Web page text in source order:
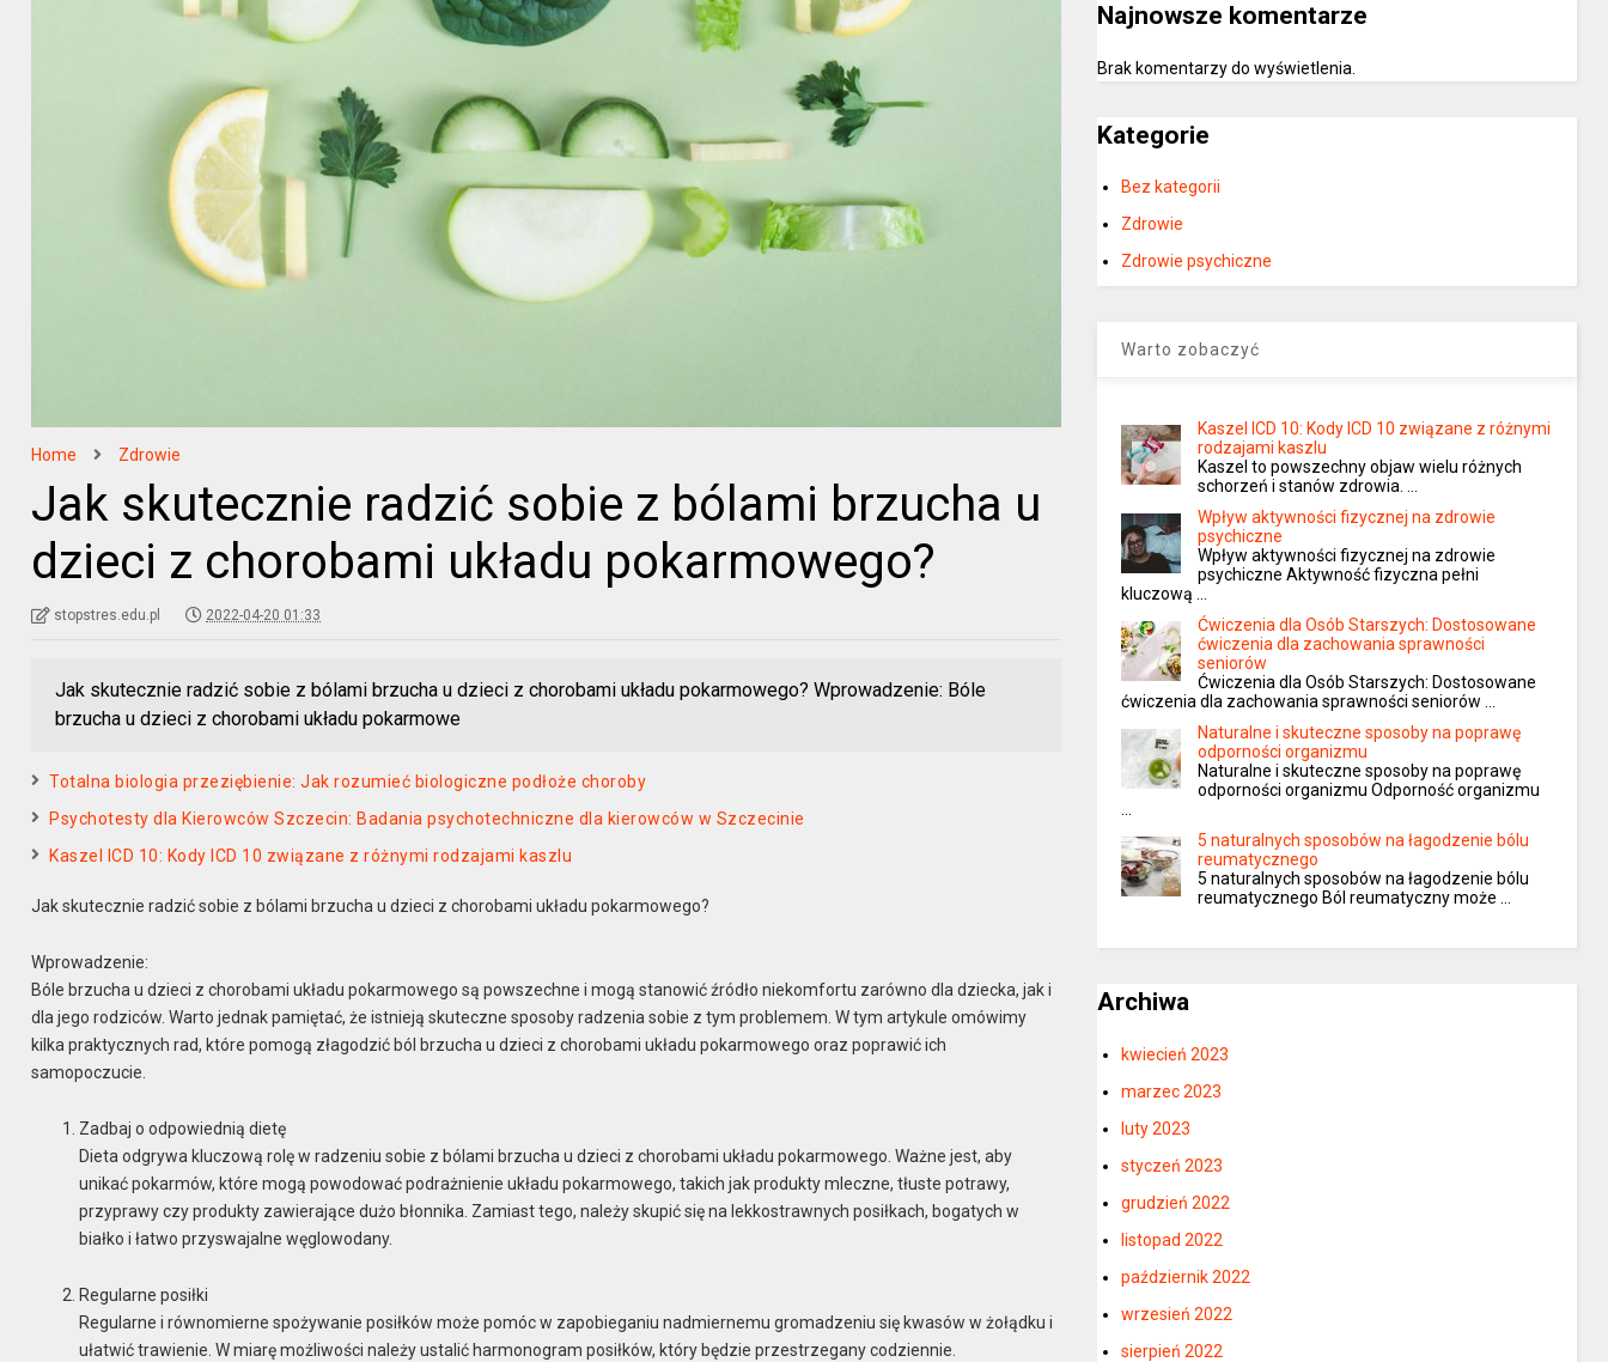
Home Zdrowie
Jak skutecznie radzić sobie z bólami brzucha u
dzieci z chorobami układu pokarmowego?
stopstres.edu.pl 2022-04-20 01:33
Jak skutecznie radzić sobie z bólami brzucha u dzieci z chorobami układu pokarmowego? Wprowadzenie: Bóle
brzucha u dzieci z chorobami układu pokarmowe
Totalna biologia przeziębienie: Jak rozumieć biologiczne podłoże choroby
Psychotesty dla Kierowców Szczecin: Badania psychotechniczne dla kierowców w Szczecinie
Kaszel ICD 10: Kody ICD 10 związane z różnymi rodzajami kaszlu
Jak skutecznie radzić sobie z bólami brzucha u dzieci z chorobami układu pokarmowego?
Wprowadzenie:
Bóle brzucha u dzieci z chorobami układu pokarmowego są powszechne i mogą stanowić źródło niekomfortu zarówno dla dziecka, jak i
dla jego rodziców. Warto jednak pamiętać, że istnieją skuteczne sposoby radzenia sobie z tym problemem. W tym artykule omówimy
kilka praktycznych rad, które pomogą złagodzić ból brzucha u dzieci z chorobami układu pokarmowego oraz poprawić ich
samopoczucie.
Zadbaj o odpowiednią dietę
Dieta odgrywa kluczową rolę w radzeniu sobie z bólami brzucha u dzieci z chorobami układu pokarmowego. Ważne jest, aby
unikać pokarmów, które mogą powodować podrażnienie układu pokarmowego, takich jak produkty mleczne, tłuste potrawy,
przyprawy czy produkty zawierające dużo błonnika. Zamiast tego, należy skupić się na lekkostrawnych posiłkach, bogatych w
białko i łatwo przyswajalne węglowodany.
Regularne posiłki
Regularne i równomierne spożywanie posiłków może pomóc w zapobieganiu nadmiernemu gromadzeniu się kwasów w żołądku i
ułatwić trawienie. W miarę możliwości należy ustalić harmonogram posiłków, który będzie przestrzegany codziennie.
Najnowsze komentarze
Brak komentarzy do wyświetlenia.
Kategorie
Bez kategorii
Zdrowie
Zdrowie psychiczne
Warto zobaczyć
Kaszel ICD 10: Kody ICD 10 związane z różnymi
rodzajami kaszlu
Kaszel to powszechny objaw wielu różnych
schorzeń i stanów zdrowia. …
Wpływ aktywności fizycznej na zdrowie
psychiczne
Wpływ aktywności fizycznej na zdrowie
psychiczne Aktywność fizyczna pełni
kluczową …
Ćwiczenia dla Osób Starszych: Dostosowane
ćwiczenia dla zachowania sprawności
seniorów
Ćwiczenia dla Osób Starszych: Dostosowane
ćwiczenia dla zachowania sprawności seniorów …
Naturalne i skuteczne sposoby na poprawę
odporności organizmu
Naturalne i skuteczne sposoby na poprawę
odporności organizmu Odporność organizmu
…
5 naturalnych sposobów na łagodzenie bólu
reumatycznego
5 naturalnych sposobów na łagodzenie bólu
reumatycznego Ból reumatyczny może …
Archiwa
kwiecień 2023
marzec 2023
luty 2023
styczeń 2023
grudzień 2022
listopad 2022
październik 2022
wrzesień 2022
sierpień 2022